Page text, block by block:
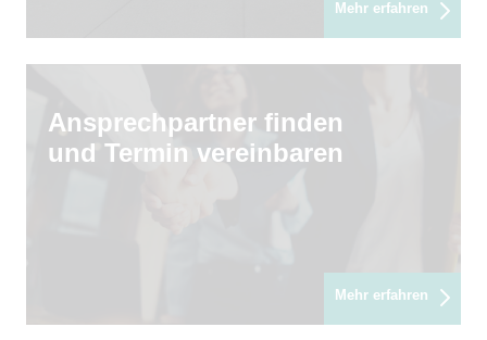
Mehr erfahren
Ansprechpartner finden
und Termin vereinbaren
Mehr erfahren